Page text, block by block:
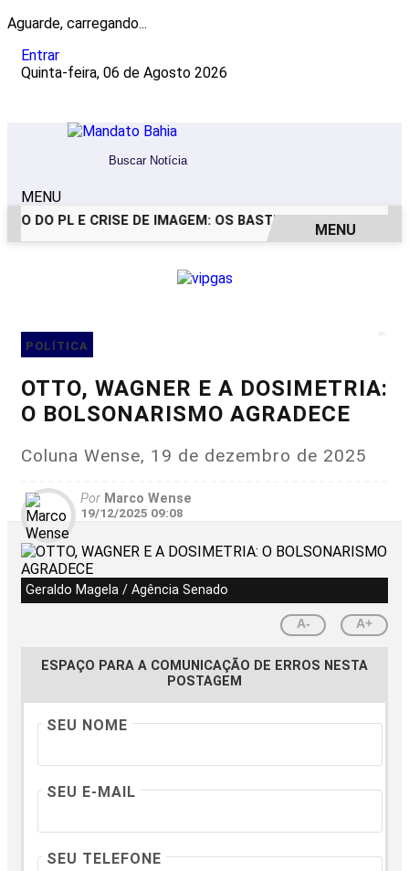
Aguarde, carregando...
Entrar
Quinta-feira, 06 de Agosto 2026
MENU
DO PL E CRISE DE IMAGEM: OS BASTIDORES DO PEDIDO
MENU
POLÍTICA
OTTO, WAGNER E A DOSIMETRIA:
O BOLSONARISMO AGRADECE
Coluna Wense, 19 de dezembro de 2025
Por Marco Wense
19/12/2025 09:08
Geraldo Magela / Agência Senado
A- A+
ESPAÇO PARA A COMUNICAÇÃO DE ERROS NESTA
POSTAGEM
SEU NOME
SEU E-MAIL
SEU TELEFONE